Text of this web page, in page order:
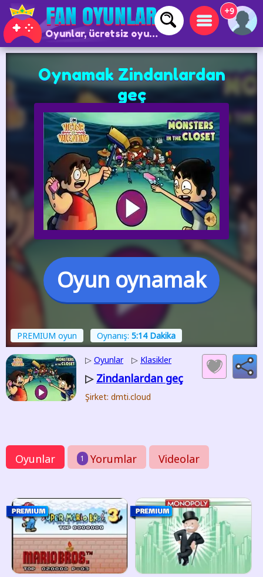
Oyunlar, ücretsiz oyunlar ve çevrimiçi oyunlar
+9
Oynamak Zindanlardan
geç
Oyun oynamak
PREMIUM oyun Oynanış: 5:14 Dakika
▷ Oyunlar ▷ Klasikler
▷ Zindanlardan geç
Şirket: dmti.cloud
Oyunlar 1 Yorumlar Videolar